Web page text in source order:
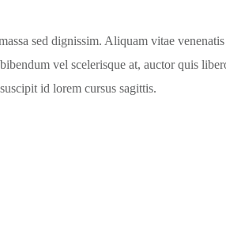
sed dignissim. Aliquam vitae
vel scelerisque at, auctor quis
id lorem cursus sagittis.